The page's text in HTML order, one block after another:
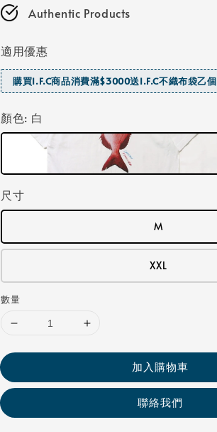
Authentic Products
適用優惠
購買I.F.C商品消費滿$3000送I.F.C不織布袋乙個
顏色: 白
尺寸
M
XXL
數量
加入購物車
聯絡我們